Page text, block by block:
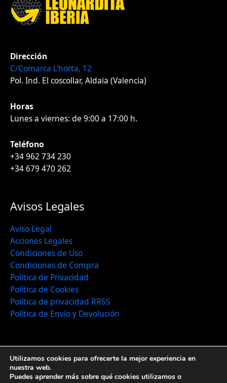
Dirección
C/Comarca L’horta, 12
Pol. Ind. El coscollar, Aldaia (Valencia)
Horas
Lunes a viernes: de 9:00 a 17:00 h.
Teléfono
+34 962 734 230
+34 679 470 262
Avisos Legales
Aviso Legal
Acciones Legales
Condiciones de Uso
Condiciones de Compra
Política de Privacidad
Política de Cookies
Política de privacidad RRSS
Política de Envío y Devolución
Copyright © 2026 | Tienda de Leonarditas y ácidos
húmicos
Utilizamos cookies para ofrecerte la mejor experiencia en
nuestra web.
Puedes aprender más sobre qué cookies utilizamos o